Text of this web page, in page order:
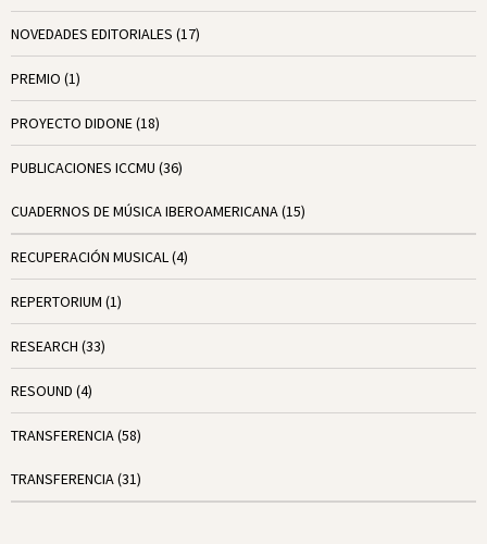
NOVEDADES EDITORIALES (17)
PREMIO (1)
PROYECTO DIDONE(18)
PUBLICACIONES ICCMU (36)
CUADERNOS DE MÚSICA IBEROAMERICANA (15)
RECUPERACIÓN MUSICAL (4)
REPERTORIUM (1)
RESEARCH (33)
RESOUND (4)
TRANSFERENCIA (58)
TRANSFERENCIA (31)